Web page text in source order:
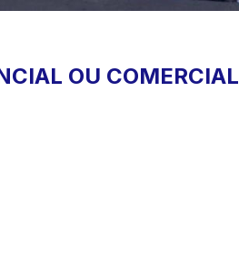
OU COMERCIAL